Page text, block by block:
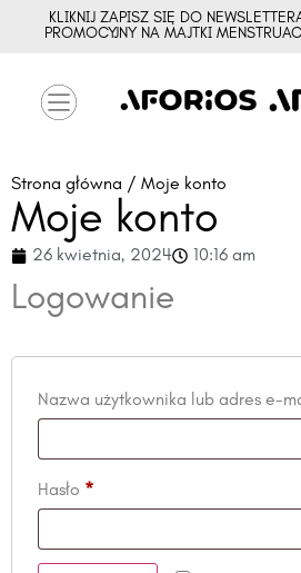
KLIKNIJ ZAPISZ SIĘ DO
PROMOCYJNY NA MAJTKI
Strona główna / Moje konto
Moje konto
26 kwietnia, 2024 10:16 am
Logowanie
Nazwa użytkownika lub adres e-
Hasło *